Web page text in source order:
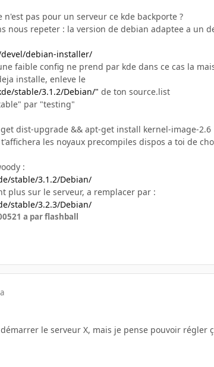
n'est pas pour un serveur ce kde backporte ?
nous repeter : la version de debian adaptee a un
debian-installer/
faible config ne prend par kde dans ce cas la
installe, enleve le
stable/3.1.2/Debian/" de ton source.list
par "testing"
dist-upgrade && apt-get install kernel-image-2.6
les noyaux precompiles dispos a toi de
:
stable/3.1.2/Debian/
plus sur le serveur, a remplacer par :
stable/3.2.3/Debian/
21 a par flashball
le serveur X, mais je pense pouvoir régler